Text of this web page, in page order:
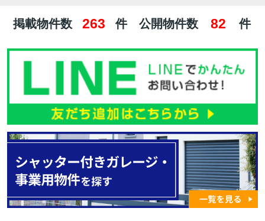
掲載物件数 263 件 公開物件数 82 件